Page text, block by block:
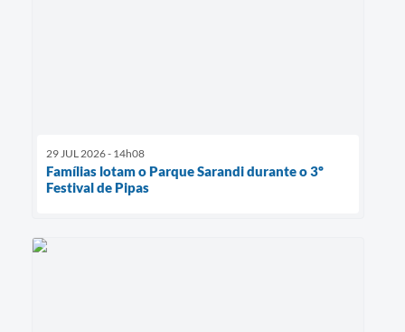
29 JUL 2026 - 14h08
Famílias lotam o Parque Sarandi durante o 3º
Festival de Pipas